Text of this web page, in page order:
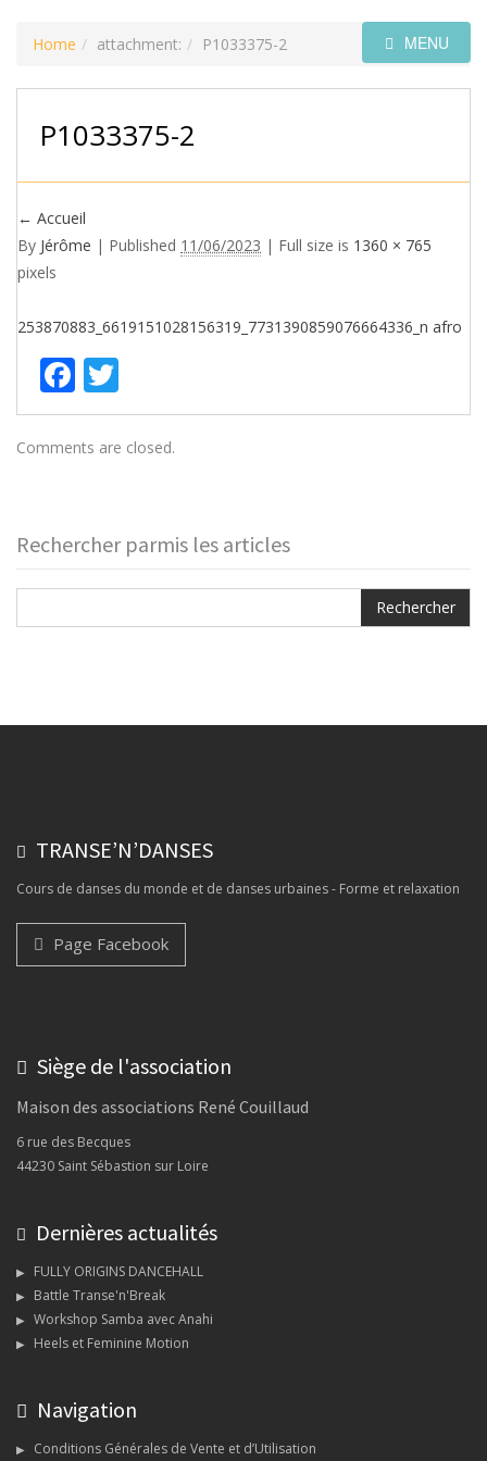
MENU
Home attachment: P1033375-2
P1033375-2
← Accueil
By Jérôme | Published 11/06/2023 | Full size is 1360 × 765
pixels
253870883_6619151028156319_7731390859076664336_n afro
Facebook
Comments are closed.
Rechercher parmis les articles
TRANSE’N’DANSES
Cours de danses du monde et de danses urbaines - Forme et relaxation
Page Facebook
Siège de l'association
Maison des associations René Couillaud
6 rue des Becques
44230 Saint Sébastion sur Loire
Dernières actualités
FULLY ORIGINS DANCEHALL
Battle Transe'n'Break
Workshop Samba avec Anahi
Heels et Feminine Motion
Navigation
Conditions Générales de Vente et d’Utilisation